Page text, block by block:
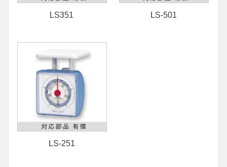
LS351 LS-501
LS-251